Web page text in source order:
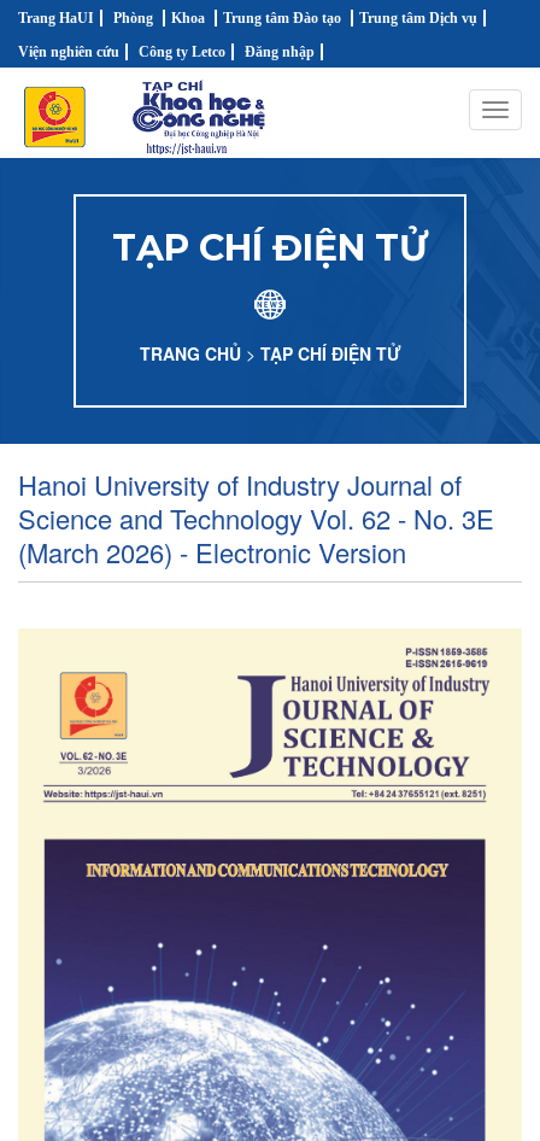
Trang HaUI Phòng Khoa Trung tâm Đào tạo
Trung tâm Dịch vụ
Viện nghiên cứu
Công ty Letco Đăng nhập
TẠP CHÍ ĐIỆN TỬ
TRANG CHỦ> TẠP CHÍ ĐIỆN TỬ
Hanoi University of Industry Journal of
Science and Technology Vol. 62 - No. 3E
(March 2026) - Electronic Version